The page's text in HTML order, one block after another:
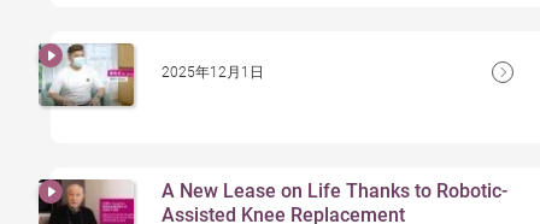
2025年12月1日
A New Lease on Life Thanks to Robotic-
Assisted Knee Replacement